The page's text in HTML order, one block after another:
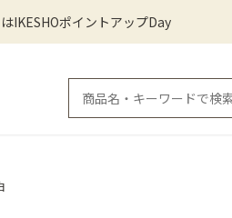
IKESHOポイントアップDay